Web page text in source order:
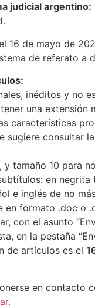
judicial argentino:
16 de mayo de
de referato a
inéditos y no
una
características
sugiere consultar
y tamaño 10 para
en negrita
e inglés de no
en formato .doc o
con el asunto
en la pestaña
de artículos es el
en contacto